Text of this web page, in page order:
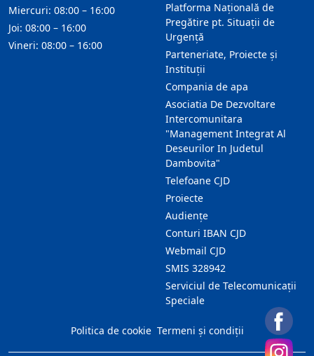
Platforma Națională de
Pregătire pt. Situații de
Urgență
Parteneriate, Proiecte și
Instituții
Compania de apa
Asociatia De Dezvoltare
Intercomunitara
"Management Integrat Al
Deseurilor In Judetul
Dambovita"
Telefoane CJD
Proiecte
Audienţe
Conturi IBAN CJD
Webmail CJD
SMIS 328942
Serviciul de Telecomunicații
Speciale
Miercuri: 08:00 – 16:00
Joi: 08:00 – 16:00
Vineri: 08:00 – 16:00
Politica de cookie Termeni și condiții